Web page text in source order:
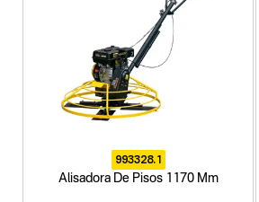
993328.1
Alisadora De Pisos 1170 Mm